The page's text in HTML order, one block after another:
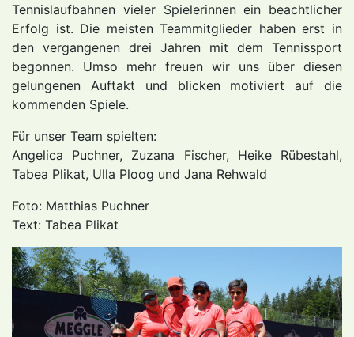
Tennislaufbahnen vieler Spielerinnen ein beachtlicher
Erfolg ist. Die meisten Teammitglieder haben erst in
den vergangenen drei Jahren mit dem Tennissport
begonnen. Umso mehr freuen wir uns über diesen
gelungenen Auftakt und blicken motiviert auf die
kommenden Spiele.
Für unser Team spielten:
Angelica Puchner, Zuzana Fischer, Heike Rübestahl,
Tabea Plikat, Ulla Ploog und Jana Rehwald
Foto: Matthias Puchner
Text: Tabea Plikat